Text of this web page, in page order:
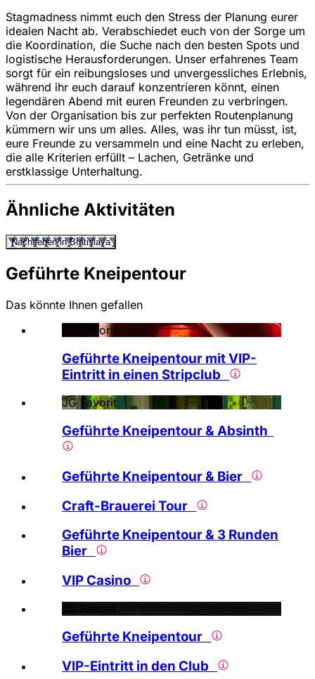
Stagmadness nimmt euch den Stress der Planung eurer
idealen Nacht ab. Verabschiedet euch von der Sorge um
die Koordination, die Suche nach den besten Spots und
logistische Herausforderungen. Unser erfahrenes Team
sorgt für ein reibungsloses und unvergessliches Erlebnis,
während ihr euch darauf konzentrieren könnt, einen
legendären Abend mit euren Freunden zu verbringen.
Von der Organisation bis zur perfekten Routenplanung
kümmern wir uns um alles. Alles, was ihr tun müsst, ist,
eure Freunde zu versammeln und eine Nacht zu erleben,
die alle Kriterien erfüllt – Lachen, Getränke und
erstklassige Unterhaltung.
Ähnliche Aktivitäten
Nachtleben in Bratislava
Geführte Kneipentour
Das könnte Ihnen gefallen
JG Favorit
Geführte Kneipentour mit VIP-
Eintritt in einen Stripclub
JG Favorit
Geführte Kneipentour & Absinth
Geführte Kneipentour & Bier
Craft-Brauerei Tour
Geführte Kneipentour & 3 Runden
Bier
VIP Casino
Geführte Kneipentour
VIP-Eintritt in den Club